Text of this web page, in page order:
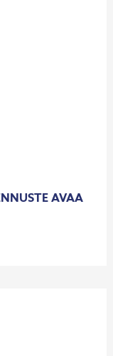
AVAA